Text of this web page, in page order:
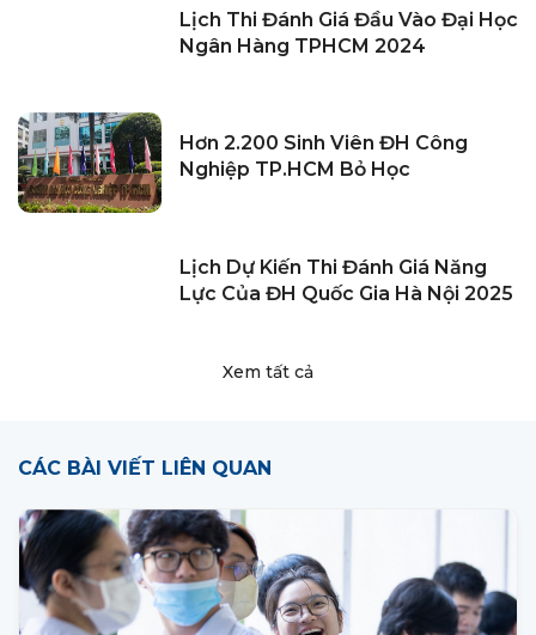
Lịch Thi Đánh Giá Đầu Vào Đại Học
Ngân Hàng TPHCM 2024
Hơn 2.200 Sinh Viên ĐH Công
Nghiệp TP.HCM Bỏ Học
Lịch Dự Kiến Thi Đánh Giá Năng
Lực Của ĐH Quốc Gia Hà Nội 2025
Xem tất cả
CÁC BÀI VIẾT LIÊN QUAN